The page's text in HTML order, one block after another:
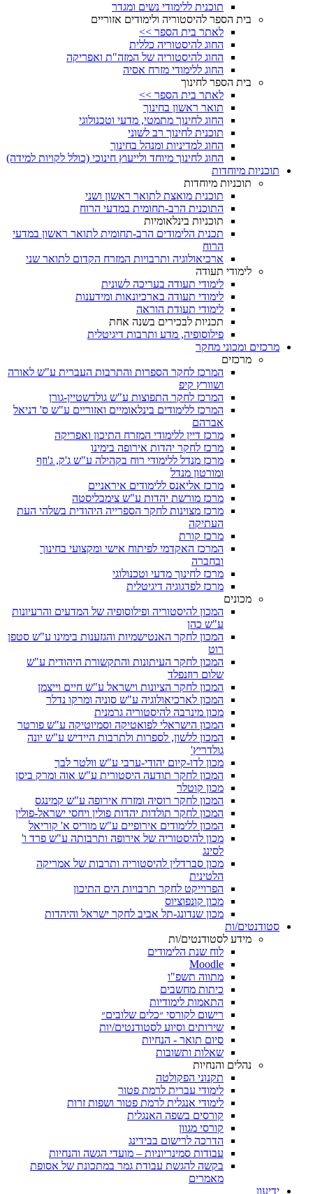
תוכנית ללימודי נשים ומגדר
בית הספר להיסטוריה ולימודים אזוריים
לאתר בית הספר >>
החוג להיסטוריה כללית
החוג להיסטוריה של המזה"ת ואפריקה
החוג ללימודי מזרח אסיה
בית הספר לחינוך
לאתר בית הספר >>
תואר ראשון בחינוך
החוג לחינוך מתמטי, מדעי וטכנולוגי
תוכנית לחינוך רב לשוני
החוג למדיניות ומנהל בחינוך
החוג לחינוך מיוחד ולייעוץ חינוכי (כולל לקויות למידה)
תוכניות מיוחדות
תוכניות מיוחדות
תוכנית מואצת לתואר ראשון ושני
התוכנית הרב-תחומית במדעי הרוח
תוכניות בינלאומיות
תכנית הלימודים הרב-תחומית לתואר ראשון במדעי
הרוח
ארכיאולוגיה ותרבויות המזרח הקדום לתואר שני
לימודי תעודה
לימודי תעודה בעריכה לשונית
לימודי תעודה בארכיונאות ומידענות
לימודי תעודת הוראה
תכניות לבכירים בשנה אחת
פילוסופיה, מדע ותרבות דיגיטלית
מרכזים ומכוני מחקר
מרכזים
המרכז לחקר הספרות והתרבות העברית ע"ש לאורה
ושוורץ קיפ
המרכז לחקר התפוצות ע"ש גולדשטיין-גורן
המרכז ללימודים בינלאומיים ואזוריים ע"ש ס' דניאל
אברהם
מרכז דיין ללימודי המזרח התיכון ואפריקה
מרכז לחקר יהדות אירופה בימינו
מרכז מנדל ללימודי רוח בקהילה ע"ש ג'ק, ג'וזף
ומורטון מנדל
מרכז אליאנס ללימודים איראניים
מרכז מורשת יהדות ע"ש צימבליסטה
מרכז מצוינות לחקר הספרייה היהודית בשלהי העת
העתיקה
מרכז קורת
המרכז האקדמי לפיתוח אישי ומקצועי בחינוך
ובחברה
מרכז לחינוך מדעי וטכנולוגי
מרכז לפדגוגיה דיגיטלית
מכונים
המכון להיסטוריה ופילוסופיה של המדעים והרעיונות
ע"ש כהן
המכון לחקר האנטישמיות והגזענות בימינו ע"ש סטפן
רוט
המכון לחקר העיתונות והתקשורת היהודית ע"ש
שלום רוזנפלד
המכון לחקר הציונות וישראל ע"ש חיים וייצמן
המכון לארכיאולוגיה ע"ש סוניה ומרקו נדלר
מכון מינרבה להיסטוריה גרמנית
המכון הישראלי לפואטיקה וסמיוטיקה ע"ש פורטר
המכון ללשון, לספרות ולתרבות היידיש ע"ש יונה
גולדריץ'
מכון לדו-קיום יהודי-ערבי ע"ש וולטר לבך
המכון לחקר תודעה היסטורית ע"ש אוה ומרק ביסן
מכון קוטלר
המכון לחקר רוסיה ומזרח אירופה ע"ש קמינגס
המכון לחקר תולדות יהדות פולין ויחסי ישראל-פולין
המכון ללימודים אירופיים ע"ש מוריס א' קוריאל
מכון להיסטוריה של אירופה ותרבותה ע"ש פרד ו'
לסינג
מכון סברדלין להיסטוריה ותרבות של אמריקה
הלטינית
הפרוייקט לחקר תרבויות הים התיכון
מכון קונפוציוס
מכון שנדונג-תל אביב לחקר ישראל והיהדות
סטודנטים/ות
מידע לסטודנטים/ות
לוח שנת הלימודים
Moodle
מתווה תשפ"ו
כיתות מחשבים
התאמות לימודיות
רישום לקורסי ״כלים שלובים״
שירותים וסיוע לסטודנטים/יות
סיום תואר - הנחיות
שאלות ותשובות
נהלים והנחיות
תקנוני הפקולטה
לימודי עברית לרמת פטור
לימודי אנגלית לרמת פטור ושפות זרות
קורסים בשפה האנגלית
קורסי מגוון
הדרכה לרישום בבידינג
עבודות סמינריוניות – מועדי הגשה והנחיות
בקשה להגשת עבודת גמר במתכונת של אסופת
מאמרים
ידיעון